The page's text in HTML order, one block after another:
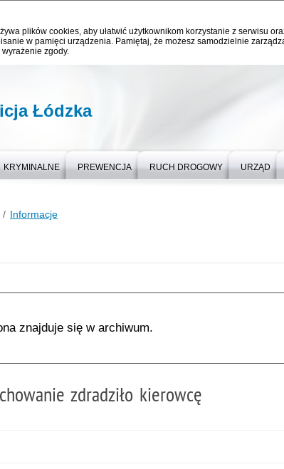
plików cookies, aby ułatwić użytkownikom korzystanie z serwisu
w pamięci urządzenia. Pamiętaj, że możesz samodzielnie
zgody.
Łódzka
KRYMINALNE PREWENCJA RUCH DROGOWY URZĄD
Informacje
znajduje się w archiwum.
zdradziło kierowcę